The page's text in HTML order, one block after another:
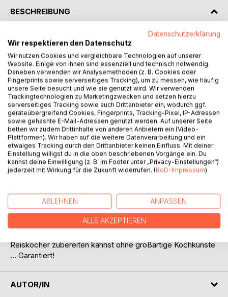
BESCHREIBUNG
Ein Reiskocher ist mit Sicherheit ein sehr nützlicher
Küchengehilfe. Allerdings nur, wenn man ihn richtig
einsetzen kann und die richtigen Rezepte dazu hat. Dieses
Kochbuch liefert dir die richtigen Grundlagen damit du
schon bald deinen Reiskocher richtig einsetzen und deine
Familie und Freunde mit den leckersten Gerichten
verwöhnen kannst.
Das erwartet dich:
- Wie funktioniert dein Reiskocher ?
- Die 5 besten Tipps für deinen Reiskocher
- Die Basics:Reis richtig zubereiten
- über 70 leckere Rezepte in den Kategorien: Frühstück,
- Bonus: viele Rezepte für den Dampfgarer
Endlich: Ein Kochbuch mit dem du ganz einfach
Reiskocher zubereiten kannst ohne großartige Kochkünste
... Garantiert!
AUTOR/IN
Datenschutzerklärung
Wir respektieren den Datenschutz
Wir nutzen Cookies und vergleichbare Technologien auf unserer
Website. Einige von ihnen sind essenziell und technisch notwendig.
Daneben verwenden wir Analysemethoden (z. B. Cookies oder
Fingerprints sowie serverseitiges Tracking), um zu messen, wie häufig
unsere Seite besucht und wie sie genutzt wird. Wir verwenden
Trackingtechnologien zu Marketingzwecken und setzen hierzu
serverseitiges Tracking sowie auch Drittanbieter ein, wodurch ggf.
geräteübergreifend Cookies, Fingerprints, Tracking-Pixel, IP-Adressen
sowie gehashte E-Mail-Adressen genutzt werden. Auf unserer Seite
betten wir zudem Drittinhalte von anderen Anbietern ein (Video-
Plattformen). Wir haben auf die weitere Datenverarbeitung und ein
etwaiges Tracking durch den Drittanbieter keinen Einfluss. Mit deiner
Einstellung willigst du in die oben beschriebenen Vorgänge ein. Du
kannst deine Einwilligung (z. B. im Footer unter „Privacy-Einstellungen“)
jederzeit mit Wirkung für die Zukunft widerrufen. (BoD-Impressum)
ABLEHNEN ANPASSEN
ALLE AKZEPTIEREN